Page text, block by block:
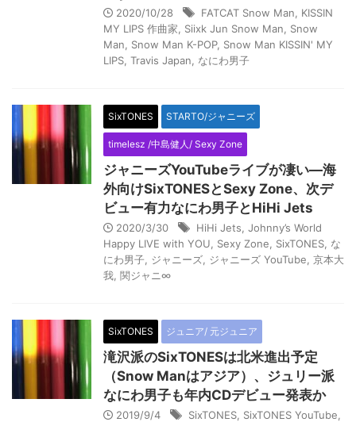
2020/10/28 FATCAT Snow Man
KISSIN
MY LIPS 作曲家
Siixk Jun Snow Man
Snow
Man
Snow Man K-POP, Snow Man KISSIN' MY
LIPS Travis Japan なにわ男子
SixTONES STARTO/ジャニーズ
timelesz /中島健人/ Sexy Zone
ジャニーズYouTubeライブが凄い―海
外向けSixTONESとSexy Zone、次デ
ビュー有力なにわ男子とHiHi Jets
2020/3/30 HiHi Jets Johnny’s World
Happy LIVE with YOU
Sexy Zone SixTONES な
にわ男子 ジャニーズ ジャニーズ YouTube 京本大
我 関ジャニ∞
SixTONES ジュニア/ 元ジュニア
滝沢派のSixTONESは北米進出予定
（Snow Manはアジア）、ジュリー派
なにわ男子も年内CDデビュー発表か
2019/9/4 SixTONES SixTONES YouTube